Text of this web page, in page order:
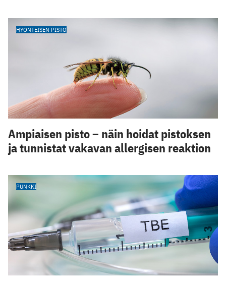
HYÖNTEISEN PISTO
Ampiaisen pisto – näin hoidat pistoksen
ja tunnistat vakavan allergisen reaktion
PUNKKI